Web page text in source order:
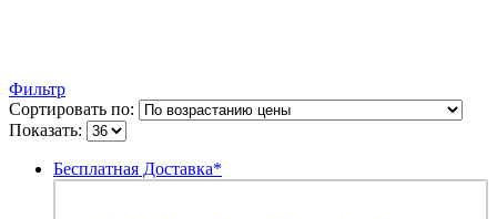
Фильтр
Сортировать по:
Показать:
Бесплатная Доставка*